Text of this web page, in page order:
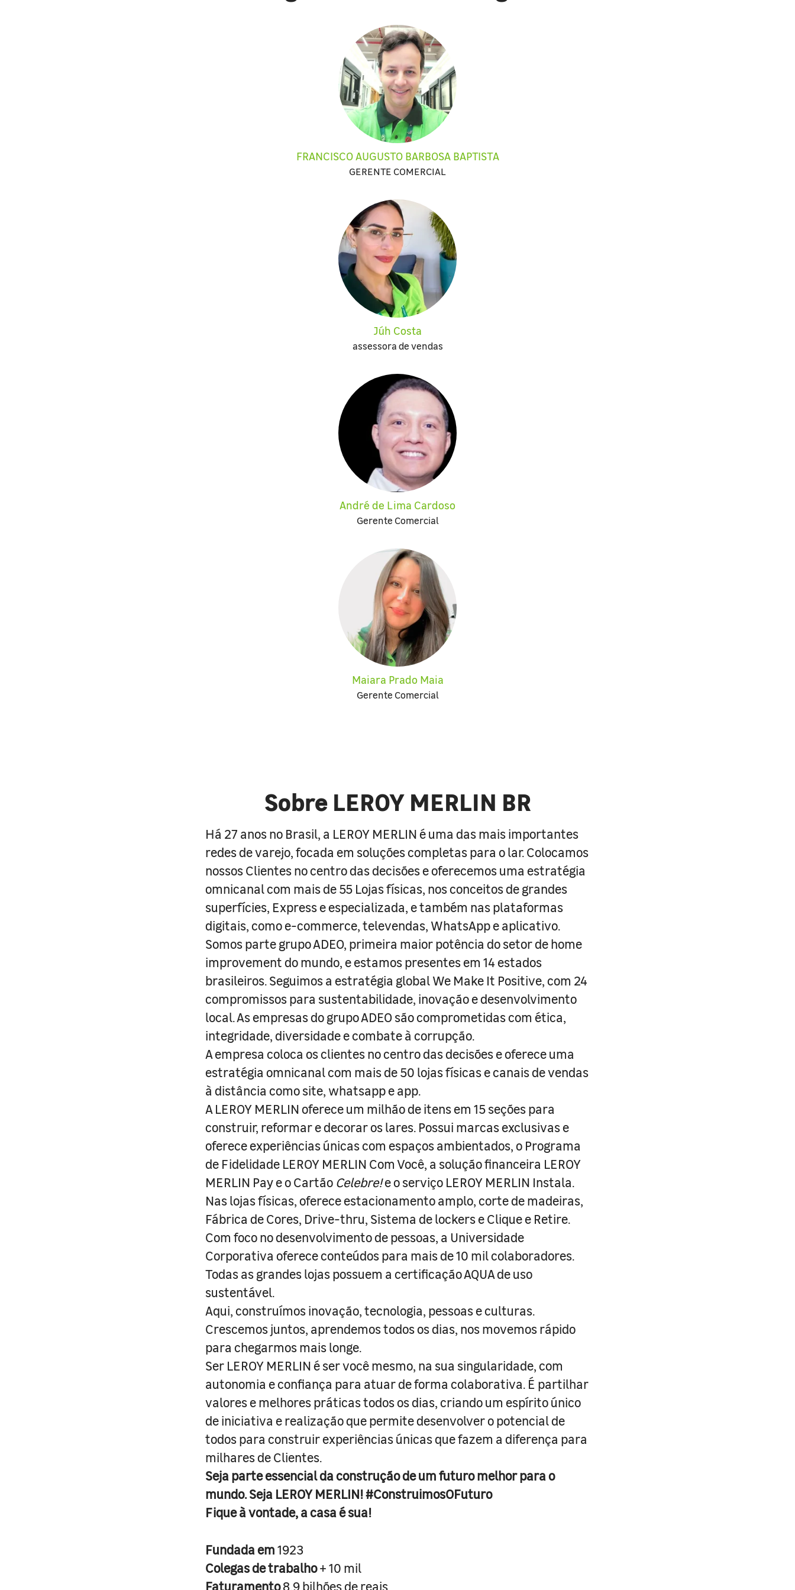
FRANCISCO AUGUSTO BARBOSA BAPTISTA
GERENTE COMERCIAL
Júh Costa
assessora de vendas
André de Lima Cardoso
Gerente Comercial
Maiara Prado Maia
Gerente Comercial
Sobre LEROY MERLIN BR
Há 27 anos no Brasil, a LEROY MERLIN é uma das mais importantes
redes de varejo, focada em soluções completas para o lar. Colocamos
nossos Clientes no centro das decisões e oferecemos uma estratégia
omnicanal com mais de 55 Lojas físicas, nos conceitos de grandes
superfícies, Express e especializada, e também nas plataformas
digitais, como e-commerce, televendas, WhatsApp e aplicativo.
Somos parte grupo ADEO, primeira maior potência do setor de home
improvement do mundo, e estamos presentes em 14 estados
brasileiros. Seguimos a estratégia global We Make It Positive, com 24
compromissos para sustentabilidade, inovação e desenvolvimento
local. As empresas do grupo ADEO são comprometidas com ética,
integridade, diversidade e combate à corrupção.
A empresa coloca os clientes no centro das decisões e oferece uma
estratégia omnicanal com mais de 50 lojas físicas e canais de vendas
à distância como site, whatsapp e app.
A LEROY MERLIN oferece um milhão de itens em 15 seções para
construir, reformar e decorar os lares. Possui marcas exclusivas e
oferece experiências únicas com espaços ambientados, o Programa
de Fidelidade LEROY MERLIN Com Você, a solução financeira LEROY
MERLIN Pay e o Cartão Celebre!e o serviço LEROY MERLIN Instala.
Nas lojas físicas, oferece estacionamento amplo, corte de madeiras,
Fábrica de Cores, Drive-thru, Sistema de lockers e Clique e Retire.
Com foco no desenvolvimento de pessoas, a Universidade
Corporativa oferece conteúdos para mais de 10 mil colaboradores.
Todas as grandes lojas possuem a certificação AQUA de uso
sustentável.
Aqui, construímos inovação, tecnologia, pessoas e culturas.
Crescemos juntos, aprendemos todos os dias, nos movemos rápido
para chegarmos mais longe.
Ser LEROY MERLIN é ser você mesmo, na sua singularidade, com
autonomia e confiança para atuar de forma colaborativa. É partilhar
valores e melhores práticas todos os dias, criando um espírito único
de iniciativa e realização que permite desenvolver o potencial de
todos para construir experiências únicas que fazem a diferença para
milhares de Clientes.
Seja parte essencial da construção de um futuro melhor para o
mundo. Seja LEROY MERLIN! #ConstruimosOFuturo
Fique à vontade, a casa é sua!
Fundada em1923
Colegas de trabalho+ 10 mil
Faturamento8,9 bilhões de reais